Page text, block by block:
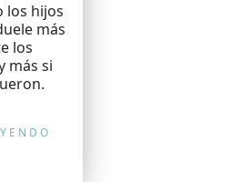
los hijos
más
los
más si